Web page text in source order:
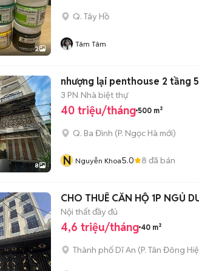
2
Q. Tây Hồ
Tâm Tâm
8
nhượng lại penthouse 2 tầng
3 PN Nhà biệt thự
40 triệu/tháng 500 m²
Q. Ba Đình (P. Ngọc Hà mới)
N Nguyễn Khoa5.0 8 đã bán
CHO THUÊ
Nội thất đầy đủ
4,6 triệu/tháng 40 m²
Thành phố Dĩ An (P. Tân Đông